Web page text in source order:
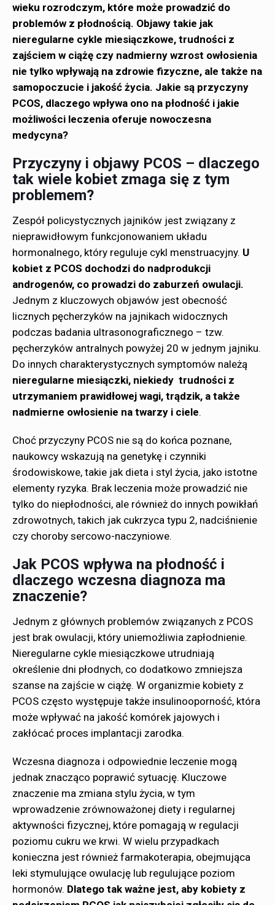
wieku rozrodczym, które może prowadzić do
problemów z płodnością. Objawy takie jak
nieregularne cykle miesiączkowe, trudności z
zajściem w ciążę czy nadmierny wzrost owłosienia
nie tylko wpływają na zdrowie fizyczne, ale także na
samopoczucie i jakość życia. Jakie są przyczyny
PCOS, dlaczego wpływa ono na płodność i jakie
możliwości leczenia oferuje nowoczesna
medycyna?
Przyczyny i objawy PCOS – dlaczego
tak wiele kobiet zmaga się z tym
problemem?
Zespół policystycznych jajników jest związany z
nieprawidłowym funkcjonowaniem układu
hormonalnego, który reguluje cykl menstruacyjny. U
kobiet z PCOS dochodzi do nadprodukcji
androgenów, co prowadzi do zaburzeń owulacji.
Jednym z kluczowych objawów jest obecność
licznych pęcherzyków na jajnikach widocznych
podczas badania ultrasonograficznego – tzw.
pęcherzyków antralnych powyżej 20 w jednym jajniku.
Do innych charakterystycznych symptomów należą
nieregularne miesiączki, niekiedy trudności z
utrzymaniem prawidłowej wagi, trądzik, a także
nadmierne owłosienie na twarzy i ciele.
Choć przyczyny PCOS nie są do końca poznane,
naukowcy wskazują na genetykę i czynniki
środowiskowe, takie jak dieta i styl życia, jako istotne
elementy ryzyka. Brak leczenia może prowadzić nie
tylko do niepłodności, ale również do innych powikłań
zdrowotnych, takich jak cukrzyca typu 2, nadciśnienie
czy choroby sercowo-naczyniowe.
Jak PCOS wpływa na płodność i
dlaczego wczesna diagnoza ma
znaczenie?
Jednym z głównych problemów związanych z PCOS
jest brak owulacji, który uniemożliwia zapłodnienie.
Nieregularne cykle miesiączkowe utrudniają
określenie dni płodnych, co dodatkowo zmniejsza
szanse na zajście w ciążę. W organizmie kobiety z
PCOS często występuje także insulinooporność, która
może wpływać na jakość komórek jajowych i
zakłócać proces implantacji zarodka.
Wczesna diagnoza i odpowiednie leczenie mogą
jednak znacząco poprawić sytuację. Kluczowe
znaczenie ma zmiana stylu życia, w tym
wprowadzenie zrównoważonej diety i regularnej
aktywności fizycznej, które pomagają w regulacji
poziomu cukru we krwi. W wielu przypadkach
konieczna jest również farmakoterapia, obejmująca
leki stymulujące owulację lub regulujące poziom
hormonów. Dlatego tak ważne jest, aby kobiety z